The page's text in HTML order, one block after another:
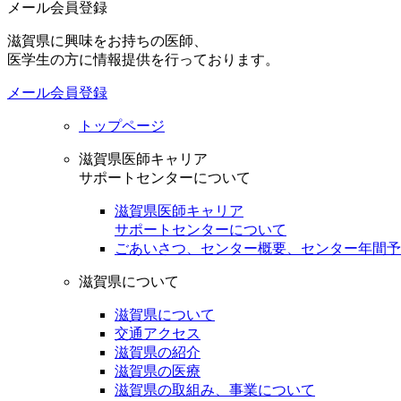
メール会員登録
滋賀県に興味をお持ちの医師、
医学生の方に情報提供を行っております。
メール会員登録
トップページ
滋賀県医師キャリア
サポートセンターについて
滋賀県医師キャリア
サポートセンターについて
ごあいさつ、センター概要、センター年間
滋賀県について
滋賀県について
交通アクセス
滋賀県の紹介
滋賀県の医療
滋賀県の取組み、事業について